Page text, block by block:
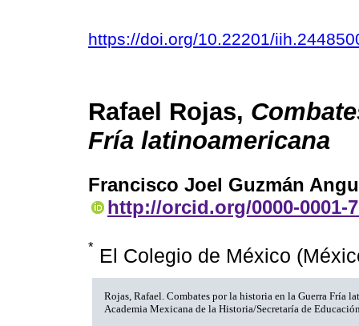
https://doi.org/10.22201/
Rafael Rojas,
Fría latinoamericana
Francisco Joel Guzmán
http://orcid.org/0000-0001-
* El Colegio de México
Rojas, Rafael. Combates por la historia en la Guerra Fría
Academia Mexicana de la Historia/Secretaría de